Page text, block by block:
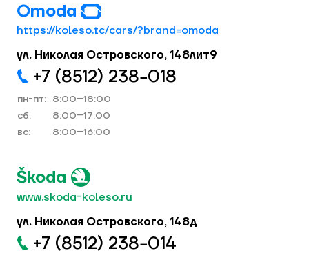
Omoda
https://koleso.tc/cars/?brand=omoda
ул. Николая Островского, 148лит9
+7 (8512) 238−018
пн-пт: 8:00–18:00
cб:
8:00–17:00
вс:
8:00–16:00
Škoda
www.skoda-koleso.ru
ул. Николая Островского, 148д
+7 (8512) 238−014